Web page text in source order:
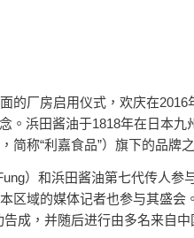
的厂房启用仪式，欢庆在
。浜田酱油于1818年在日本九
简称“利嘉食品”）旗下的品牌之
）和浜田酱油第七代传人参
区域的媒体记者也参与其盛会
成，并随后进行由多名来自中